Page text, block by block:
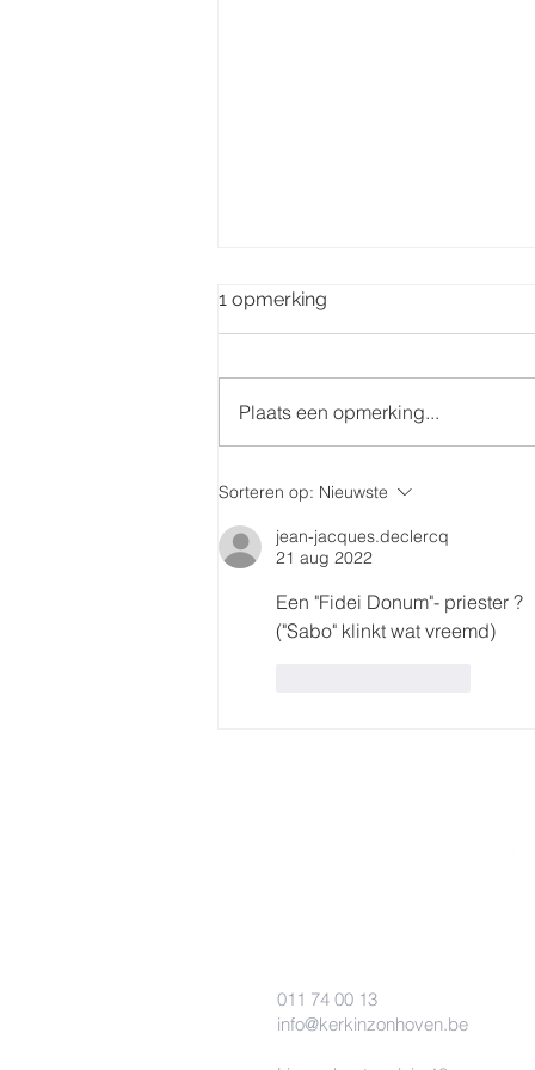
Misintenties week 32
1 opmerking
Plaats een opmerking...
Sorteren op: Nieuwste
jean-jacques.declercq
21 aug 2022
Een "Fidei Donum"- priester ?
("Sabo" klinkt wat vreemd)
011 74 00 13
info@kerkinzonhoven.be